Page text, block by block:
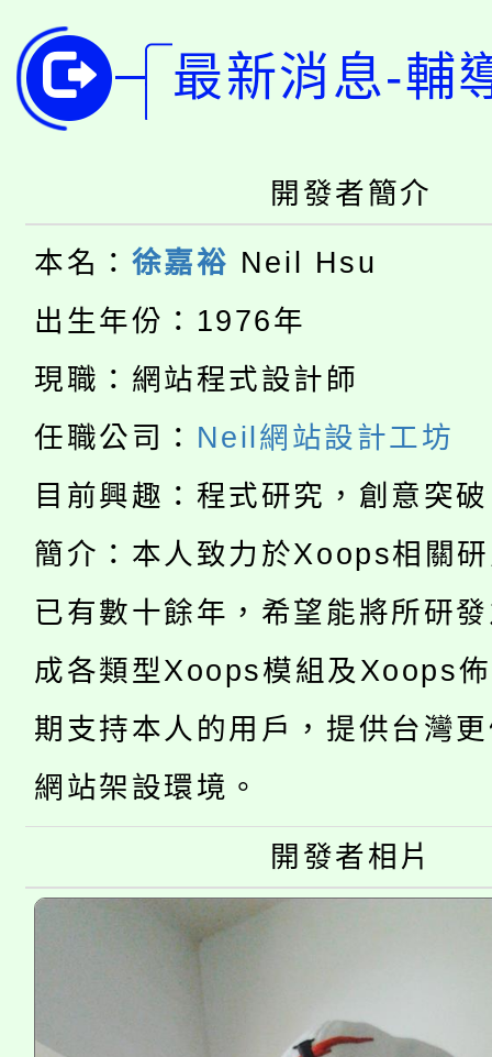
版
公告本校115學年度第
代理(課)教師甄選結果(
「2026金融保險知識
桃園市115學年度學生
生本土語及新住民語歌
公告本校115學年度第
代理(課)教師甄選結果(
公告本校115學年度第
轉知中國文化大學推廣
《TA101》溝通分析基
心理、諮商輔導、社會
系所師生報名參加。
淨零綠生活教案入校路
會
115年食農教育專業人
程
學期銜接期間理賠案件
學籍身 分審查程序及
版
淨零綠領人才培育課程
公告本校115學年度第
代理(課)教師甄選結果(
「2026金融保險知識
車」活動
桃園市115學年度學生
生本土語及新住民語歌
公告本校115學年度第
代理(課)教師甄選結果
公告本校115學年度第
代理(課)教師甄選結果(
轉知中國文化大學推廣
《TA101》溝通分析基
程，歡迎學生輔導中心
最新消息-輔
開發者簡介
本名： 徐嘉裕 Neil Hsu
出生年份：1976年
現職：網站程式設計師
任職公司： Neil網站設計工坊
目前興趣：程式研究，創意突
簡介：本人致力於Xoops相關
已有數十餘年，希望能將所研
成各類型Xoops模組及Xoops
期支持本人的用戶，提供台灣
網站架設環境。
開發者相片